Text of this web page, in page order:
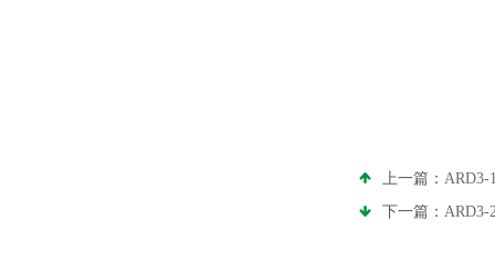
上一篇： ARD3-
下一篇： ARD3-